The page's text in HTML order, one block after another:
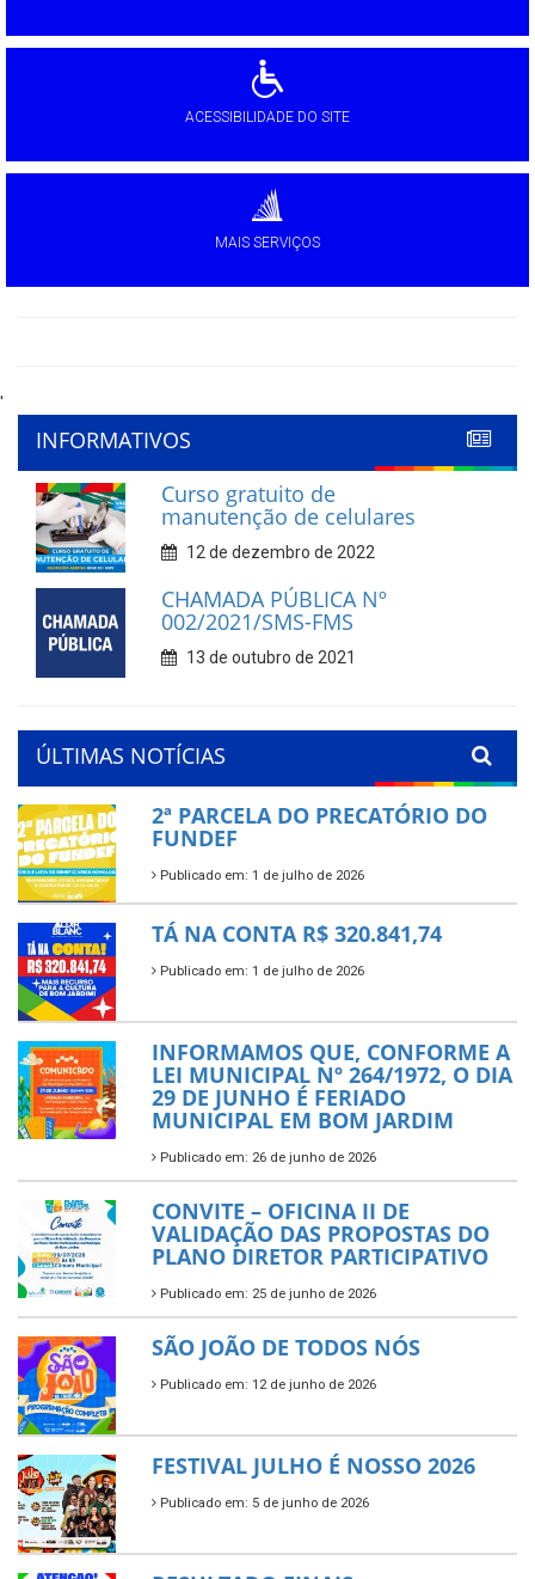
ACESSIBILIDADE DO SITE
MAIS SERVIÇOS
'
INFORMATIVOS
Curso gratuito de
manutenção de celulares
12 de dezembro de 2022
CHAMADA PÚBLICA Nº
002/2021/SMS-FMS
13 de outubro de 2021
ÚLTIMAS NOTÍCIAS
2ª PARCELA DO PRECATÓRIO DO
FUNDEF
Publicado em: 1 de julho de 2026
TÁ NA CONTA R$ 320.841,74
Publicado em: 1 de julho de 2026
INFORMAMOS QUE, CONFORME A
LEI MUNICIPAL Nº 264/1972, O DIA
29 DE JUNHO É FERIADO
MUNICIPAL EM BOM JARDIM
Publicado em: 26 de junho de 2026
CONVITE – OFICINA II DE
VALIDAÇÃO DAS PROPOSTAS DO
PLANO DIRETOR PARTICIPATIVO
Publicado em: 25 de junho de 2026
SÃO JOÃO DE TODOS NÓS
Publicado em: 12 de junho de 2026
FESTIVAL JULHO É NOSSO 2026
Publicado em: 5 de junho de 2026